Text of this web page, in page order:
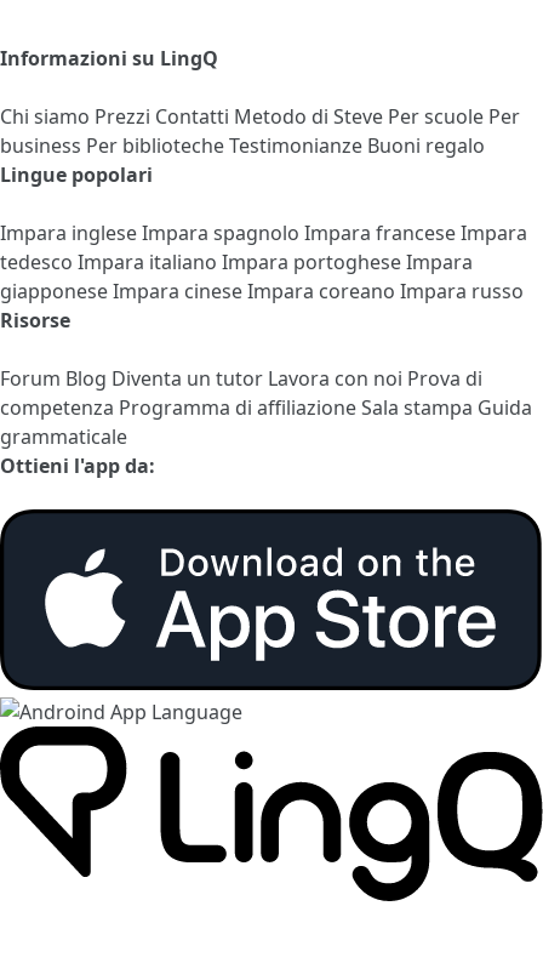
Informazioni su LingQ
Chi siamo Prezzi Contatti Metodo di Steve Per scuole Per
business Per bibliotecheTestimonianze Buoni regalo
Lingue popolari
Impara ingleseImpara spagnolo Impara franceseImpara
tedesco Impara italiano Impara portogheseImpara
giapponeseImpara cineseImpara coreano Impara russo
Risorse
Forum Blog Diventa un tutor Lavora con noi Prova di
competenza Programma di affiliazioneSala stampa Guida
grammaticale
Ottieni l'app da: